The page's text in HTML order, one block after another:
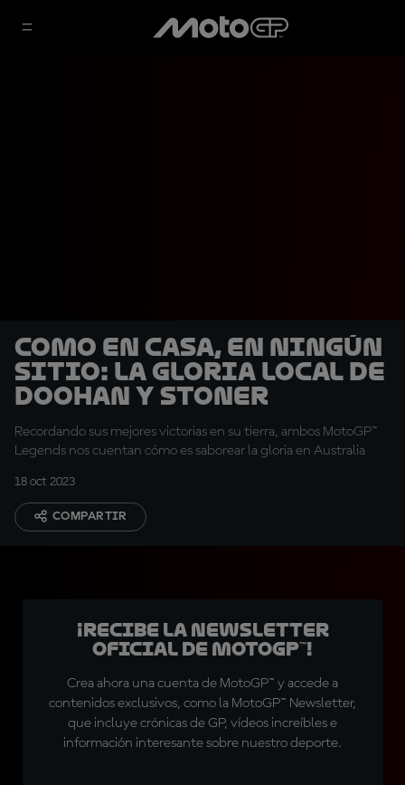
Como en casa, en ningún
sitio: La gloria local de
Doohan y Stoner
Recordando sus mejores victorias en su tierra, ambos MotoGP™
Legends nos cuentan cómo es saborear la gloria en Australia
18 oct 2023
COMPARTIR
¡Recibe la Newsletter
oficial de MotoGP™!
Crea ahora una cuenta de MotoGP™ y accede a
contenidos exclusivos, como la MotoGP™ Newsletter,
que incluye crónicas de GP, vídeos increíbles e
información interesante sobre nuestro deporte.